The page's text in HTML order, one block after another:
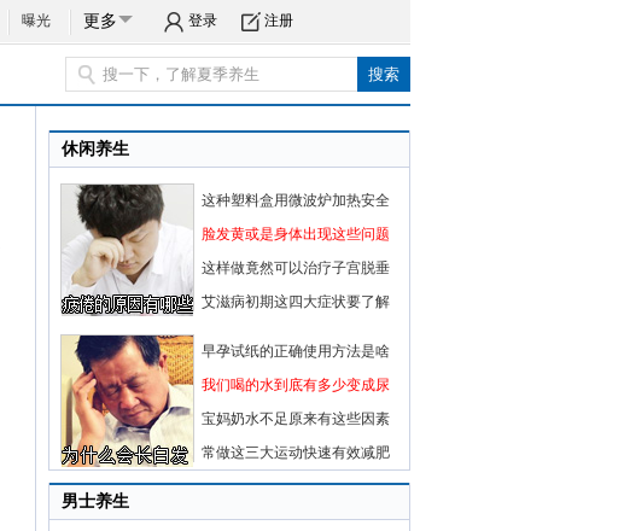
曝光 更多 登录 注册
休闲养生
这种塑料盒用微波炉加热安全
脸发黄或是身体出现这些问题
这样做竟然可以治疗子宫脱垂
艾滋病初期这四大症状要了解
早孕试纸的正确使用方法是啥
我们喝的水到底有多少变成尿
宝妈奶水不足原来有这些因素
常做这三大运动快速有效减肥
男士养生